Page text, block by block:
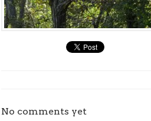
No comments yet